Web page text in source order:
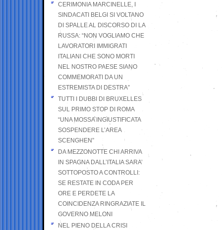
CERIMONIA MARCINELLE, I
SINDACATI BELGI SI VOLTANO
DI SPALLE AL DISCORSO DI LA
RUSSA: “NON VOGLIAMO CHE
LAVORATORI IMMIGRATI
ITALIANI CHE SONO MORTI
NEL NOSTRO PAESE SIANO
COMMEMORATI DA UN
ESTREMISTA DI DESTRA”
TUTTI I DUBBI DI BRUXELLES
SUL PRIMO STOP DI ROMA
“UNA MOSSA INGIUSTIFICATA
SOSPENDERE L’AREA
SCENGHEN”
DA MEZZONOTTE CHI ARRIVA
IN SPAGNA DALL’ITALIA SARA’
SOTTOPOSTO A CONTROLLI:
SE RESTATE IN CODA PER
ORE E PERDETE LA
COINCIDENZA RINGRAZIATE IL
GOVERNO MELONI
NEL PIENO DELLA CRISI